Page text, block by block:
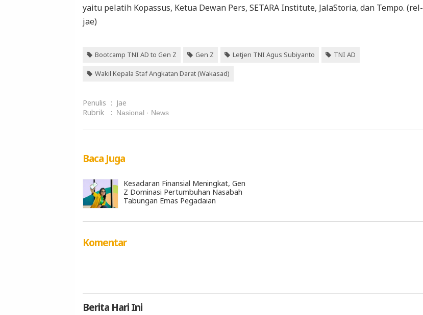
yaitu pelatih Kopassus, Ketua Dewan Pers, SETARA Institute, JalaStoria, dan Tempo. (rel-
jae)
Bootcamp TNI AD to Gen Z Gen Z Letjen TNI Agus Subiyanto TNI AD
Wakil Kepala Staf Angkatan Darat (Wakasad)
Penulis : Jae
Rubrik
: Nasional News
Baca Juga
Kesadaran Finansial Meningkat, Gen
Z Dominasi Pertumbuhan Nasabah
Tabungan Emas Pegadaian
Komentar
Berita Hari Ini